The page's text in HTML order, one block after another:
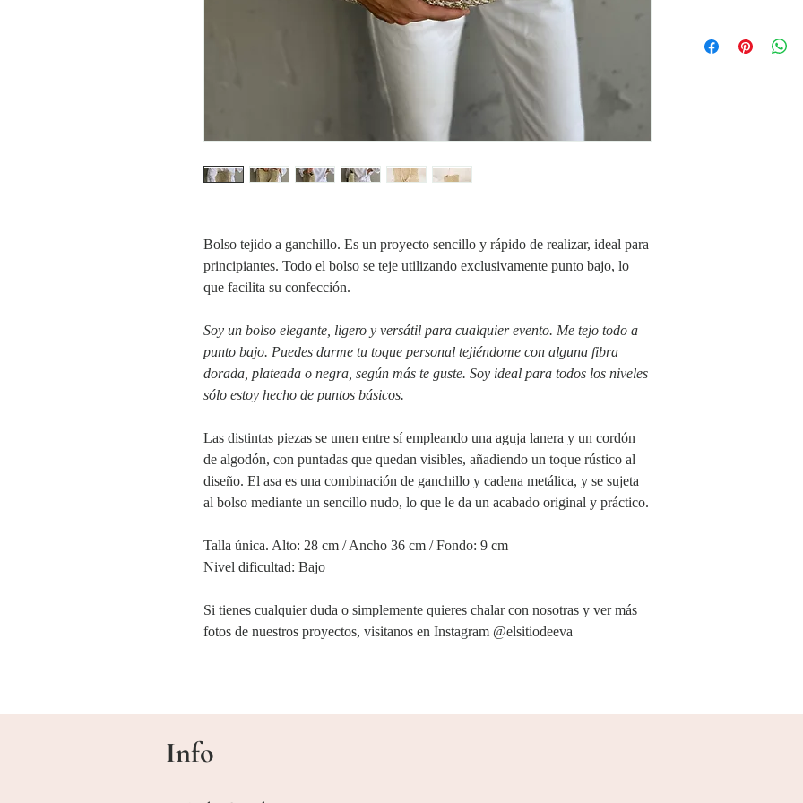
Bolso tejido a ganchillo. Es un proyecto sencillo y rápido de realizar, ideal para
principiantes. Todo el bolso se teje utilizando exclusivamente punto bajo, lo
que facilita su confección.
Soy un bolso elegante, ligero y versátil para cualquier evento. Me tejo todo a
punto bajo. Puedes darme tu toque personal tejiéndome con alguna fibra
dorada, plateada o negra, según más te guste. Soy ideal para todos los niveles
sólo estoy hecho de puntos básicos.
Las distintas piezas se unen entre sí empleando una aguja lanera y un cordón
de algodón, con puntadas que quedan visibles, añadiendo un toque rústico al
diseño. El asa es una combinación de ganchillo y cadena metálica, y se sujeta
al bolso mediante un sencillo nudo, lo que le da un acabado original y práctico.
Talla única. Alto: 28 cm / Ancho 36 cm / Fondo: 9 cm
Nivel dificultad: Bajo
Si tienes cualquier duda o simplemente quieres chalar con nosotras y ver más
fotos de nuestros proyectos, visitanos en Instagram @elsitiodeeva
Info